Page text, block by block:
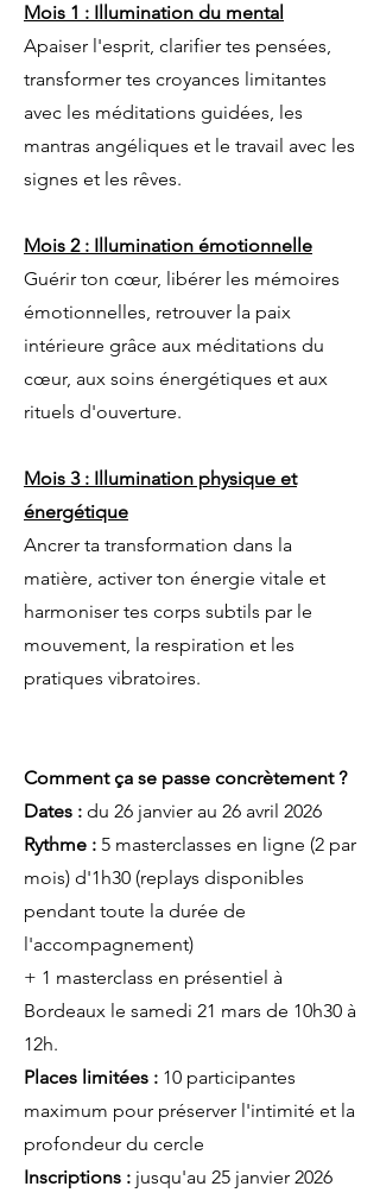
Mois 1 : Illumination du mental
Apaiser l'esprit, clarifier tes pensées,
transformer tes croyances limitantes
avec les méditations guidées, les
mantras angéliques et le travail avec les
signes et les rêves.
Mois 2 : Illumination émotionnelle
Guérir ton cœur, libérer les mémoires
émotionnelles, retrouver la paix
intérieure grâce aux méditations du
cœur, aux soins énergétiques et aux
rituels d'ouverture.
Mois 3 : Illumination physique et
énergétique
Ancrer ta transformation dans la
matière, activer ton énergie vitale et
harmoniser tes corps subtils par le
mouvement, la respiration et les
pratiques vibratoires.
Comment ça se passe concrètement ?
Dates : du 26 janvier au 26 avril 2026
Rythme : 5 masterclasses en ligne (2 par
mois) d'1h30 (replays disponibles
pendant toute la durée de
l'accompagnement)
+ 1 masterclass en présentiel à
Bordeaux le samedi 21 mars de 10h30 à
12h.
Places limitées : 10 participantes
maximum pour préserver l'intimité et la
profondeur du cercle
Inscriptions : jusqu'au 25 janvier 2026